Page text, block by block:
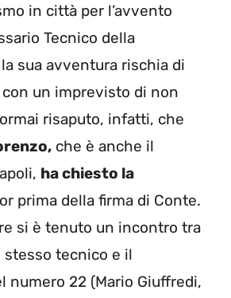
in città per l’avvento
Tecnico della
sua avventura rischia di
un imprevisto di non
risaputo, infatti, che
che è anche il
ha chiesto la
prima della firma di Conte.
si è tenuto un incontro tra
stesso tecnico e il
numero 22 (Mario Giuffredi,